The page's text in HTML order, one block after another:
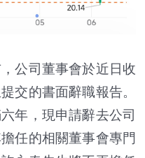
公司董事會於近日收
交的書面辭職報告。
年，現申請辭去公司
任的相關董事會專門